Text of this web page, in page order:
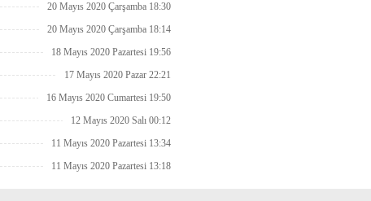
20 Mayıs 2020 Çarşamba 18:30
20 Mayıs 2020 Çarşamba 18:14
18 Mayıs 2020 Pazartesi 19:56
17 Mayıs 2020 Pazar 22:21
16 Mayıs 2020 Cumartesi 19:50
12 Mayıs 2020 Salı 00:12
11 Mayıs 2020 Pazartesi 13:34
11 Mayıs 2020 Pazartesi 13:18